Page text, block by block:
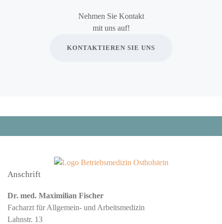
Nehmen Sie Kontakt
mit uns auf!
KONTAKTIEREN SIE UNS
Anschrift
Dr. med. Maximilian Fischer
Facharzt für Allgemein- und Arbeitsmedizin
Lahnstr. 13